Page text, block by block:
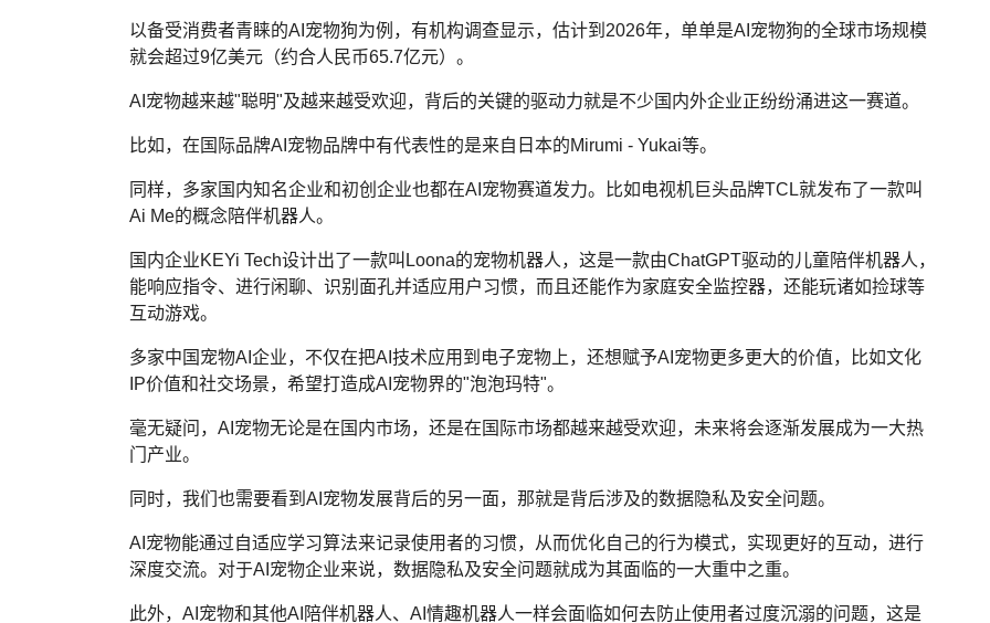
以备受消费者青睐的AI宠物狗为例，有机构调查显示，估计到2026年，单单是AI宠物狗的全球市场规模
就会超过9亿美元（约合人民币65.7亿元）。
AI宠物越来越"聪明"及越来越受欢迎，背后的关键的驱动力就是不少国内外企业正纷纷涌进这一赛道。
比如，在国际品牌AI宠物品牌中有代表性的是来自日本的Mirumi - Yukai等。
同样，多家国内知名企业和初创企业也都在AI宠物赛道发力。比如电视机巨头品牌TCL就发布了一款叫
Ai Me的概念陪伴机器人。
国内企业KEYi Tech设计出了一款叫Loona的宠物机器人，这是一款由ChatGPT驱动的儿童陪伴机器人，
能响应指令、进行闲聊、识别面孔并适应用户习惯，而且还能作为家庭安全监控器，还能玩诸如捡球等
互动游戏。
多家中国宠物AI企业，不仅在把AI技术应用到电子宠物上，还想赋予AI宠物更多更大的价值，比如文化
IP价值和社交场景，希望打造成AI宠物界的"泡泡玛特"。
毫无疑问，AI宠物无论是在国内市场，还是在国际市场都越来越受欢迎，未来将会逐渐发展成为一大热
门产业。
同时，我们也需要看到AI宠物发展背后的另一面，那就是背后涉及的数据隐私及安全问题。
AI宠物能通过自适应学习算法来记录使用者的习惯，从而优化自己的行为模式，实现更好的互动，进行
深度交流。对于AI宠物企业来说，数据隐私及安全问题就成为其面临的一大重中之重。
此外，AI宠物和其他AI陪伴机器人、AI情趣机器人一样会面临如何去防止使用者过度沉溺的问题，这是